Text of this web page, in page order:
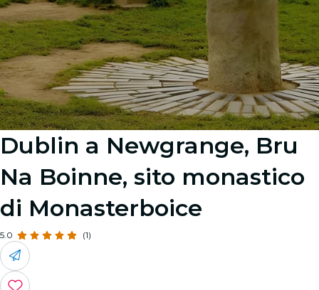
Dublin a Newgrange, Bru
Na Boinne, sito monastico
di Monasterboice
5.0 (1)